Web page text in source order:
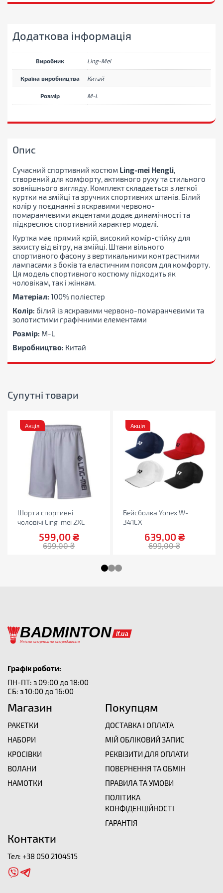
M-
Додаткова інформація
Виробник Ling-Mei
Країна виробництва Китай
Розмір M-L
Опис
Сучасний спортивний костюм Ling-mei Hengli,
створений для комфорту, активного руху та стильного
зовнішнього вигляду. Комплект складається з легкої
куртки на змійці та зручних спортивних штанів. Білий
колір у поєднанні з яскравими червоно-
помаранчевими акцентами додає динамічності та
підкреслює спортивний характер моделі.
Куртка має прямий крій, високий комір-стійку для
захисту від вітру, на змійці. Штани вільного
спортивного фасону з вертикальними контрастними
лампасами з боків та еластичним поясом для комфорту.
Ця модель спортивного костюму підходить як
чоловікам, так і жінкам.
Матеріал: 100% поліестер
Колір: білий із яскравими червоно-помаранчевими та
золотистими графічними елементами
Розмір: M-L
Виробництво: Китай
Супутні товари
Акція
Шорти спортивні
чоловічі Ling-mei 2XL
599,00₴
699,00₴
Акція
Бейсболка Yonex W-
341EX
639,00₴
699,00₴
Графік роботи:
ПН-ПТ: з 09:00 до 18:00
СБ: з 10:00 до 16:00
Магазин
РАКЕТКИ
НАБОРИ
КРОСІВКИ
ВОЛАНИ
НАМОТКИ
Покупцям
ДОСТАВКА І ОПЛАТА
МІЙ ОБЛІКОВИЙ ЗАПИС
РЕКВІЗИТИ ДЛЯ ОПЛАТИ
ПОВЕРНЕННЯ ТА ОБМІН
ПРАВИЛА ТА УМОВИ
ПОЛІТИКА
КОНФІДЕНЦІЙНОСТІ
ГАРАНТІЯ
Контакти
Тел: +38 050 2104515